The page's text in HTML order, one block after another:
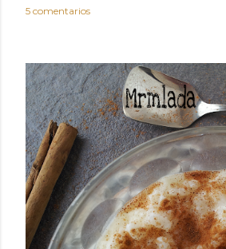
5 comentarios